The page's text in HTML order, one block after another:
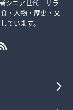
シニア世代＝サラ
・人物・歴史・文
ています。